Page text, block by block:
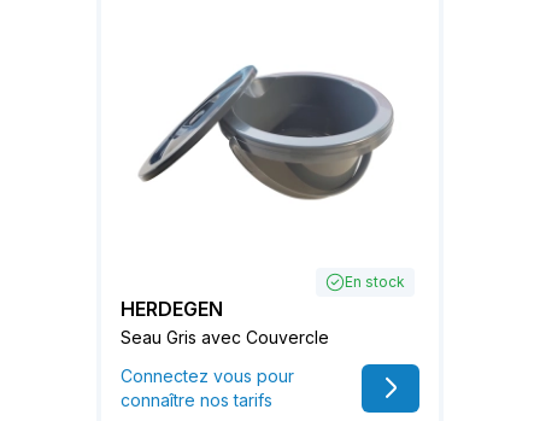
En stock
HERDEGEN
Seau Gris avec Couvercle
Connectez vous pour
connaître nos tarifs